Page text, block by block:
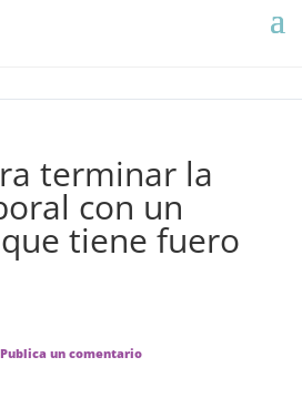
terminar la
con un
tiene fuero
Publica un comentario